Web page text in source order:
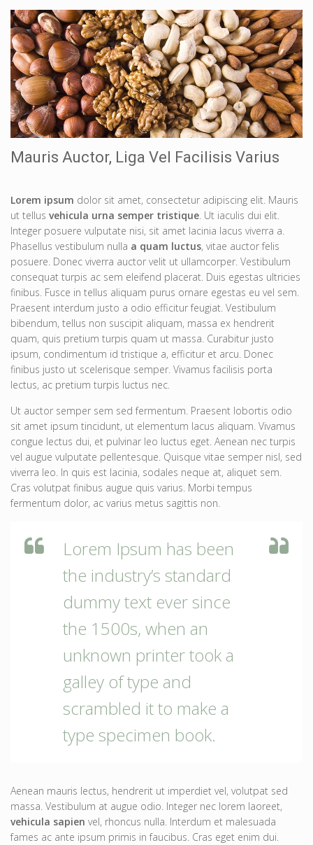
Mauris Auctor, Liga Vel Facilisis Varius
Lorem ipsum dolor sit amet, consectetur adipiscing elit. Mauris
ut tellus vehicula urna semper tristique. Ut iaculis dui elit.
Integer posuere vulputate nisi, sit amet lacinia lacus viverra a.
Phasellus vestibulum nulla a quam luctus, vitae auctor felis
posuere. Donec viverra auctor velit ut ullamcorper. Vestibulum
consequat turpis ac sem eleifend placerat. Duis egestas ultricies
finibus. Fusce in tellus aliquam purus ornare egestas eu vel sem.
Praesent interdum justo a odio efficitur feugiat. Vestibulum
bibendum, tellus non suscipit aliquam, massa ex hendrerit
quam, quis pretium turpis quam ut massa. Curabitur justo
ipsum, condimentum id tristique a, efficitur et arcu. Donec
finibus justo ut scelerisque semper. Vivamus facilisis porta
lectus, ac pretium turpis luctus nec.
Ut auctor semper sem sed fermentum. Praesent lobortis odio
sit amet ipsum tincidunt, ut elementum lacus aliquam. Vivamus
congue lectus dui, et pulvinar leo luctus eget. Aenean nec turpis
vel augue vulputate pellentesque. Quisque vitae semper nisl, sed
viverra leo. In quis est lacinia, sodales neque at, aliquet sem.
Cras volutpat finibus augue quis varius. Morbi tempus
fermentum dolor, ac varius metus sagittis non.
Lorem Ipsum has been
the industry’s standard
dummy text ever since
the 1500s, when an
unknown printer took a
galley of type and
scrambled it to make a
type specimen book.
Aenean mauris lectus, hendrerit ut imperdiet vel, volutpat sed
massa. Vestibulum at augue odio. Integer nec lorem laoreet,
vehicula sapien vel, rhoncus nulla. Interdum et malesuada
fames ac ante ipsum primis in faucibus. Cras eget enim dui.